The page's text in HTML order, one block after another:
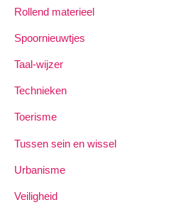
Rollend materieel
Spoornieuwtjes
Taal-wijzer
Technieken
Toerisme
Tussen sein en wissel
Urbanisme
Veiligheid